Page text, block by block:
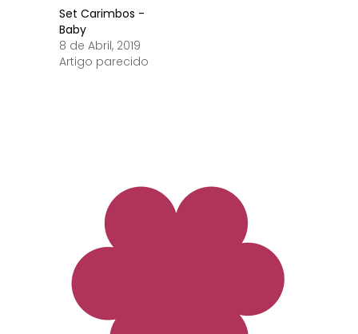
Set Carimbos -
Baby
8 de Abril, 2019
Artigo parecido